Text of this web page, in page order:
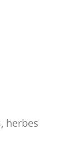
herbes